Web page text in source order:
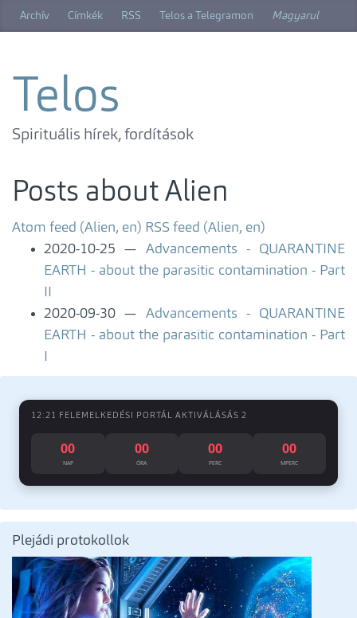
Archív Címkék RSS Telos a Telegramon Magyarul
Telos
Spirituális hírek, fordítások
Posts about Alien
Atom feed (Alien, en) RSS feed (Alien, en)
2020-10-25
Advancements - QUARANTINE
EARTH - about the parasitic contamination - Part
2020-09-30
Advancements - QUARANTINE
EARTH - about the parasitic contamination - Part
12:21 FELEMELKEDÉSI PORTÁL AKTIVÁLÁSÁS 2
00
NAP
00
ÓRA
00
PERC
00
MPERC
Plejádi protokollok